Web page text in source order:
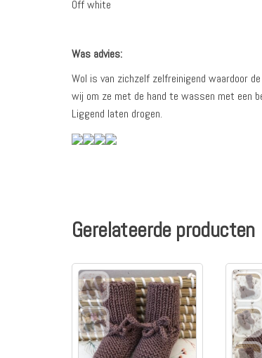
Off white
Was advies:
Wol is van zichzelf zelfreinigend waardoor
wij om ze met de hand te wassen met een
Liggend laten drogen.
Gerelateerde producten